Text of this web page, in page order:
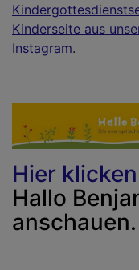
Kinderseite aus
Instagram.
Hier klicken
Hallo
anschauen.